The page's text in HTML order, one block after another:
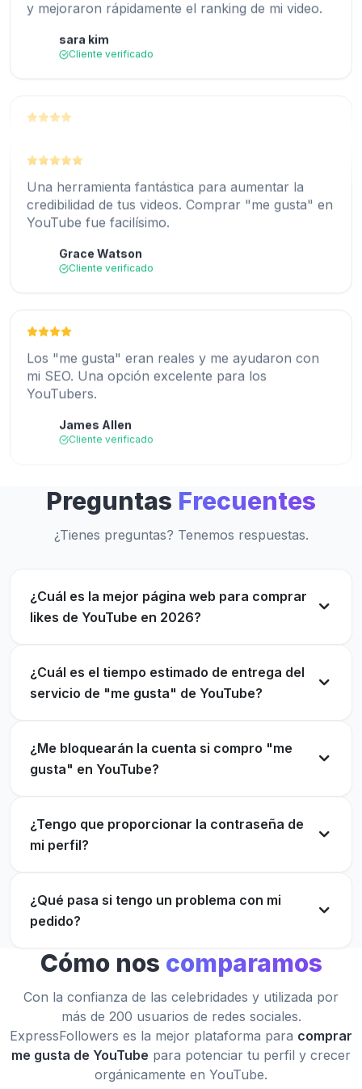
Cliente verificado
Una plataforma sólida para comprar "me gusta"
fuera más rápida.
John Miller
Cliente verificado
Cliente verificado
Servicio muy útil para creadores que buscan
daniel verde
Cliente verificado
Vi resultados inmediatos después de comprar "me
AL Anna Lopez
Cliente verificado
Sitio confiable para comprar likes de YouTube.
BH brandon hughes
Cliente verificado
La solución perfecta para nuevos creadores que
la pena!
CB chloe bennett
Cliente verificado
quería una entrega más rápida. Por lo demás,
liam panadero
Una herramienta fantástica para aumentar la
credibilidad de tus videos. Comprar "me gusta" en
YouTube fue facilísimo.
Grace Watson
Los "me gusta" eran reales y me ayudaron con
mi SEO. Una opción excelente para los
YouTubers.
James Allen
Un sitio muy útil para comprar "me gusta" en
Perfecto para promocionar contenido nuevo.
en YouTube realmente me ayudó a crecer!
Estoy muy contento con el resultado. ¡Volveré a
Noé Ramírez
Cliente verificado
Preguntas Frecuentes
¿Tienes preguntas? Tenemos respuestas.
¿Cuál es la mejor página web para comprar
likes de YouTube en 2026?
¿Cuál es el tiempo estimado de entrega del
servicio de "me gusta" de YouTube?
¿Me bloquearán la cuenta si compro "me
gusta" en YouTube?
¿Tengo que proporcionar la contraseña de
mi perfil?
¿Qué pasa si tengo un problema con mi
pedido?
Cómo nos comparamos
Con la confianza de las celebridades y utilizada por
más de 200 usuarios de redes sociales.
ExpressFollowers es la mejor plataforma para comprar
me gusta de YouTube para potenciar tu perfil y crecer
orgánicamente en YouTube.